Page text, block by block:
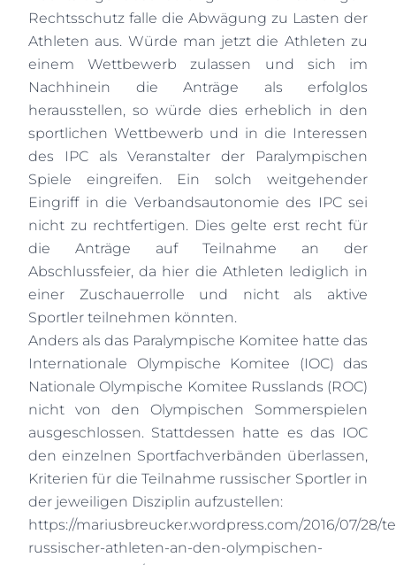
Rechtsschutz falle die Abwägung zu Lasten der
Athleten aus. Würde man jetzt die Athleten zu
einem Wettbewerb zulassen und sich im
Nachhinein die Anträge als erfolglos
herausstellen, so würde dies erheblich in den
sportlichen Wettbewerb und in die Interessen
des IPC als Veranstalter der Paralympischen
Spiele eingreifen. Ein solch weitgehender
Eingriff in die Verbandsautonomie des IPC sei
nicht zu rechtfertigen. Dies gelte erst recht für
die Anträge auf Teilnahme an der
Abschlussfeier, da hier die Athleten lediglich in
einer Zuschauerrolle und nicht als aktive
Sportler teilnehmen könnten.
Anders als das Paralympische Komitee hatte das
Internationale Olympische Komitee (IOC) das
Nationale Olympische Komitee Russlands (ROC)
nicht von den Olympischen Sommerspielen
ausgeschlossen. Stattdessen hatte es das IOC
den einzelnen Sportfachverbänden überlassen,
Kriterien für die Teilnahme russischer Sportler in
der jeweiligen Disziplin aufzustellen:
https://mariusbreucker.wordpress.com/2016/07/28/
russischer-athleten-an-den-olympischen-